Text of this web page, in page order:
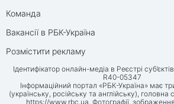
Команда
Вакансії в РБК-Україна
Розмістити рекламу
Ідентифікатор онлайн-медіа в Реєстрі
R40-05347
Інформаційний портал «РБК-Україна» має
(українську, російську та англійську), головна
https://www.rbc.ua. Фотографії,